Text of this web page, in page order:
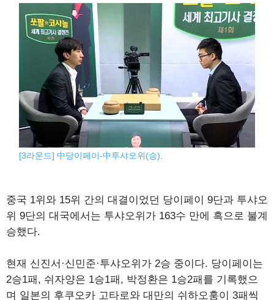
[3라운드] 中당이페이-中투샤오위(승).
중국 1위와 15위 간의 대결이었던 당이페이 9단과 투샤오
위 9단의 대국에서는 투샤오위가 163수 만에 흑으로 불계
승했다.
현재 신진서·신민준·투샤오위가 2승 중이다. 당이페이는
2승1패, 쉬자양은 1승1패, 박정환은 1승2패를 기록했으
며 일본의 후쿠오카 고타로와 대만의 쉬하오훙이 3패씩